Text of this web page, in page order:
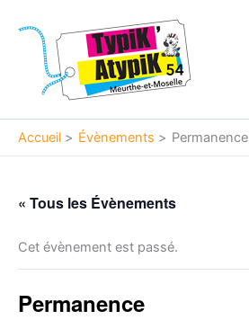
contenu
Accueil Évènements Permanence
« Tous les Évènements
Cet évènement est passé.
Permanence